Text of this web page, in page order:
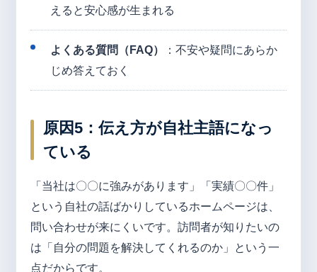
えると安心感が生まれる
よくある質問（FAQ）
：不安や疑問にあらか
じめ答えておく
原因5：伝え方が自社主語になっ
ている
「当社は〇〇に強みがあります」「実績〇〇件」
という自社の話ばかりしているホームページは、
問い合わせが来にくいです。訪問者が知りたいの
は「自分の問題を解決してくれるのか」という一
点だからです。